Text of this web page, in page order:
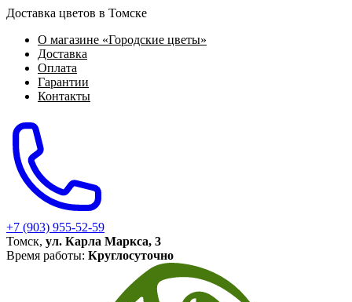
Доставка цветов в Томске
О магазине «Городские цветы»
Доставка
Оплата
Гарантии
Контакты
+7 (903) 955-52-59
Томск, ул. Карла Маркса, 3
Время работы: Круглосуточно